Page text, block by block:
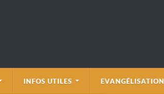
INFOS UTILES EVANGÉLISATION